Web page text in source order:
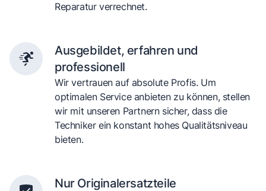
Reparatur verrechnet.
Ausgebildet, erfahren und
professionell
Wir vertrauen auf absolute Profis. Um
optimalen Service anbieten zu können, stellen
wir mit unseren Partnern sicher, dass die
Techniker ein konstant hohes Qualitätsniveau
bieten.
Nur Originalersatzteile